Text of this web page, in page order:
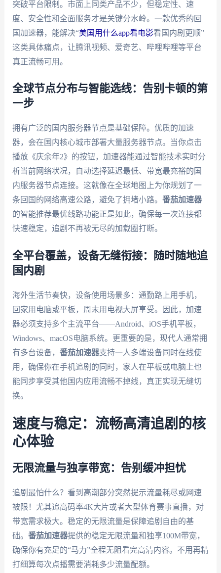
突破平台限制。市面上同类产品不少，但稳定性、速
度、安全性和全面服务才是关键分水岭。一款优秀的回
国加速器，能解决“美国用什么app看电影看国内剧更顺”
这类具体痛点，让腾讯视频、爱奇艺、哔哩哔哩等平台
真正流畅可用。
全球节点分布与智能选线：告别卡顿的第
一步
拥有广泛的国内服务器节点是基础保障。优质的加速
器，会在国内核心城市部署大量服务器节点。当你点击
播放《庆余年2》的按钮，加速器能通过智能技术实时分
析当前网络状况，自动选择延迟最低、带宽最充裕的国
内服务器节点连接。这就像在全球地图上为你规划了一
条回国的网络高速公路，避免了拥堵小路。 番茄加速器
的智能推荐最优线路功能正是如此，确保每一次连接都
快速稳定，追剧不再被无尽的加载圈打断。
全平台覆盖，设备无缝衔接：随时随地追
国内剧
海外生活节奏快，设备使用场景多：通勤路上用手机，
回家用电脑或平板，周末用电视大屏享受。因此，加速
器必须支持多个主流平台——Android、iOS手机平板，
Windows、macOS电脑系统。更重要的是，现代人通常拥
有多台设备， 番茄加速器支持一人多端设备同时在线使
用，确保你在手机追剧的同时，家人在平板或电脑上也
能同步享受其他国内应用流畅不掉线，真正实现无缝切
换。
速度与稳定：流畅高清追剧的核
心体验
无限流量与独享带宽：告别缓冲担忧
追剧最怕什么？看到高潮部分突然提示流量耗尽或网速
被限！尤其追高码率4K大片或者大型体育赛事直播，对
带宽需求极大。稳定的无限流量是保障追剧自由的基
础。 番茄加速器提供的稳定无限流量和独享100M带宽，
确保你有充足的“马力”全程无阻看完高清内容。不用再精
打细算每次点播需要消耗多少流量配额。